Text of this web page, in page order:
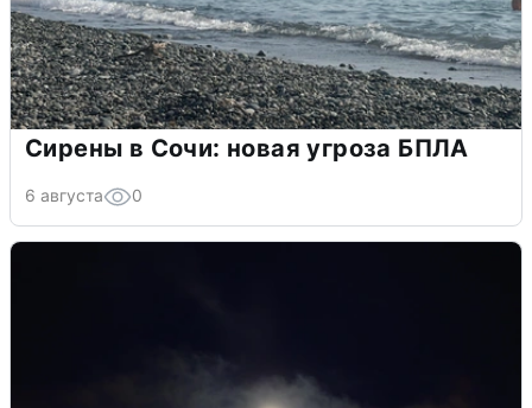
Сирены в Сочи: новая угроза БПЛА
6 августа 0